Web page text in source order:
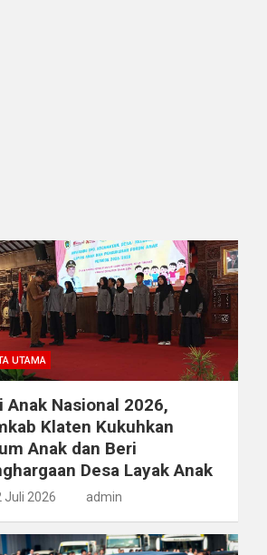
UTAMA
Anak Nasional 2026,
Klaten Kukuhkan
Anak dan Beri
Desa Layak Anak
Juli 2026 admin